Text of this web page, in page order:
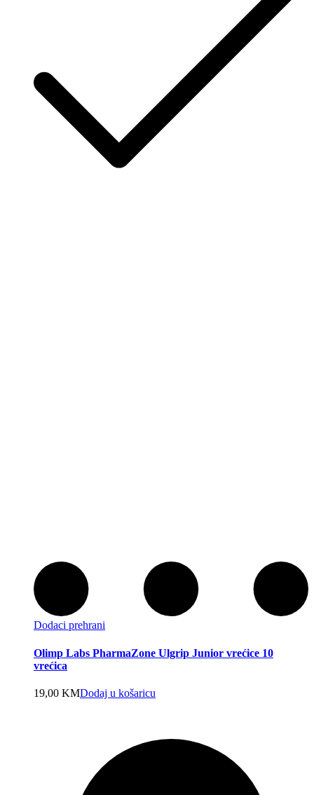
Dodaci prehrani
Olimp Labs PharmaZone Ulgrip Junior vrećice 10
vrećica
19,00 KMDodaj u košaricu